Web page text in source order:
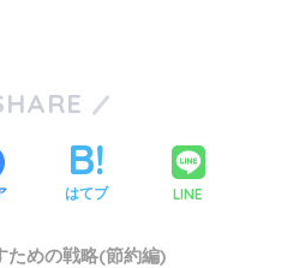
はてブ LINE
ための戦略(節約編)